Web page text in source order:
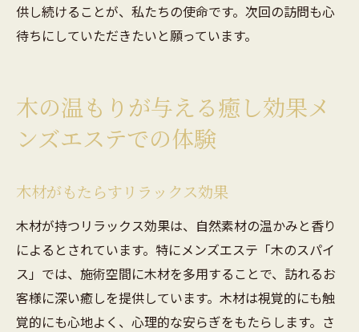
供し続けることが、私たちの使命です。次回の訪問も心
待ちにしていただきたいと願っています。
木の温もりが与える癒し効果メ
ンズエステでの体験
木材がもたらすリラックス効果
木材が持つリラックス効果は、自然素材の温かみと香り
によるとされています。特にメンズエステ「木のスパイ
ス」では、施術空間に木材を多用することで、訪れるお
客様に深い癒しを提供しています。木材は視覚的にも触
覚的にも心地よく、心理的な安らぎをもたらします。さ